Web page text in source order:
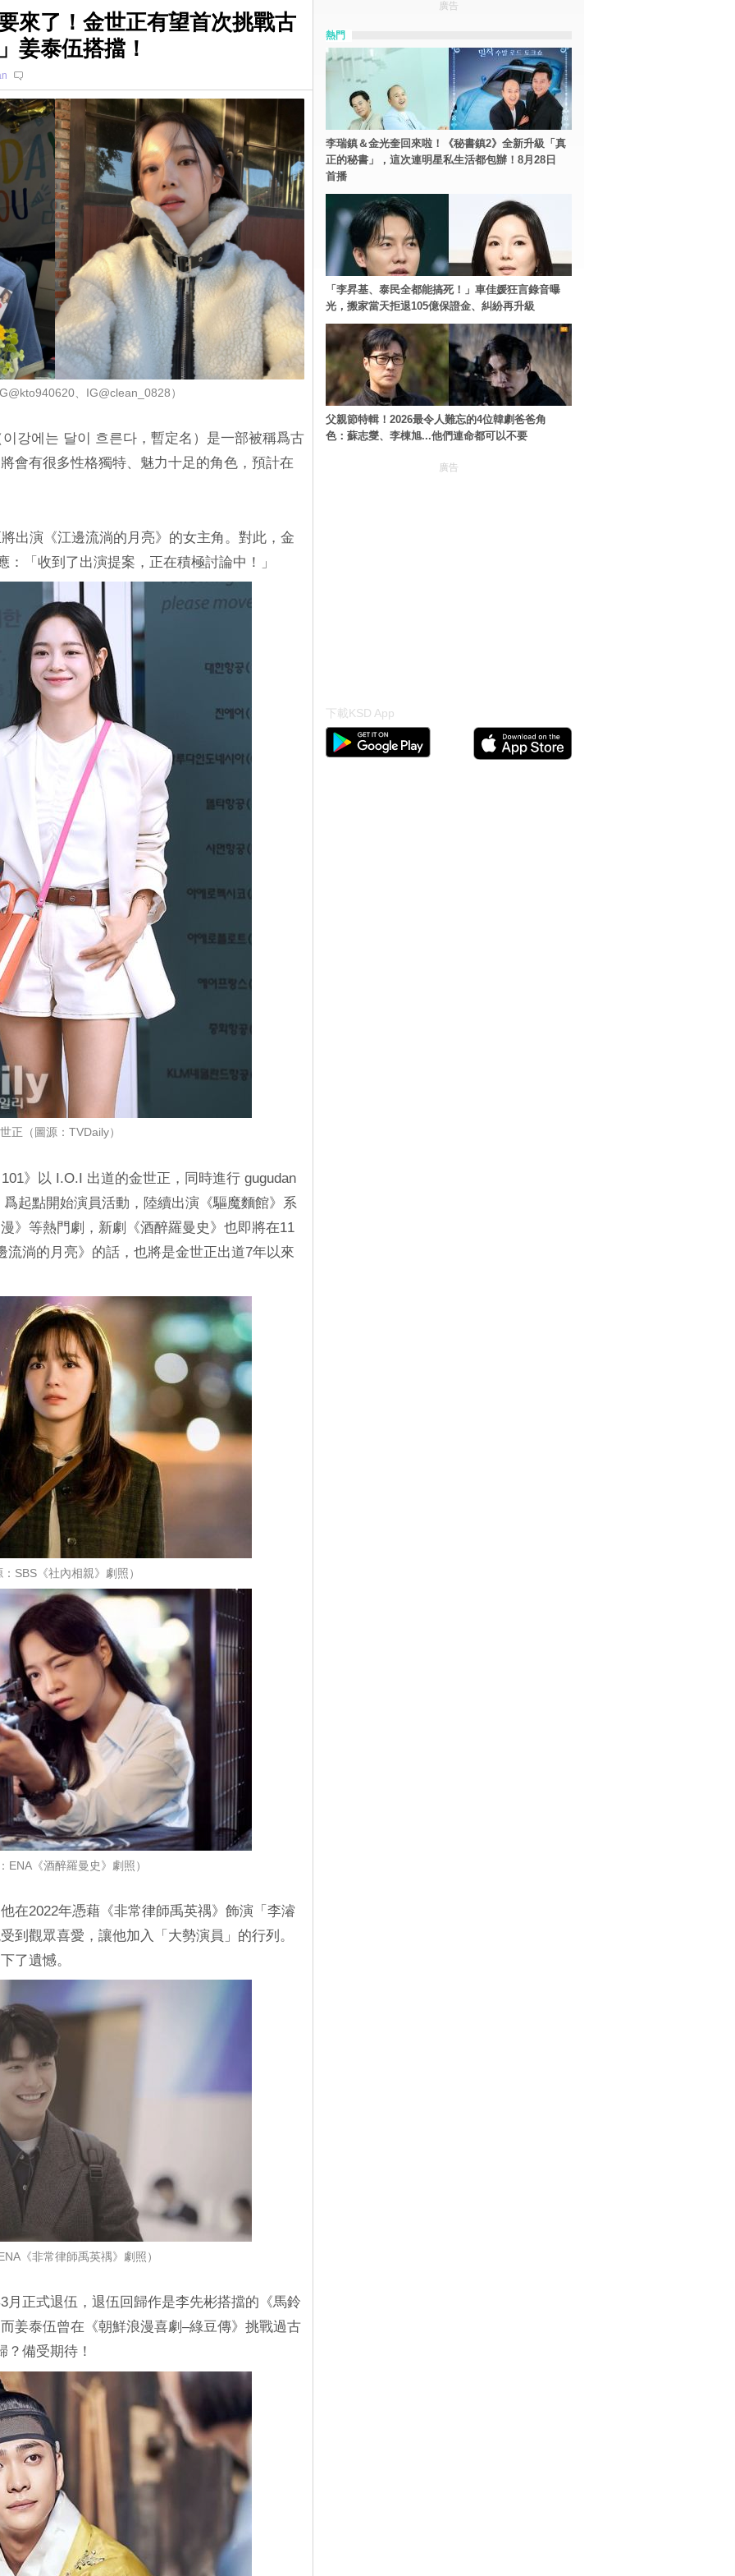
來了！金世正有望首次挑戰古
姜泰伍搭擋！
、IG@clean_0828）
강에는 달이 흐른다，暫定名）是一部被稱爲古
會有很多性格獨特、魅力十足的角色，預計在
出演《江邊流淌的月亮》的女主角。對此，金
「收到了出演提案，正在積極討論中！」
正（圖源：TVDaily）
》以 I.O.I 出道的金世正，同時進行 gugudan
起點開始演員活動，陸續出演《驅魔麵館》系
》等熱門劇，新劇《酒醉羅曼史》也即將在11
流淌的月亮》的話，也將是金世正出道7年以來
SBS《社內相親》劇照）
ENA《酒醉羅曼史》劇照）
在2022年憑藉《非常律師禹英禑》飾演「李濬
到觀眾喜愛，讓他加入「大勢演員」的行列。
了遺憾。
《非常律師禹英禑》劇照）
月正式退伍，退伍回歸作是李先彬搭擋的《馬鈴
姜泰伍曾在《朝鮮浪漫喜劇–綠豆傳》挑戰過古
備受期待！
廣告
熱門
李瑞鎮＆金光奎回來啦！《秘書鎮2》全新升級「真
正的秘書」，這次連明星私生活都包辦！8月28日
首播
「李昇基、泰民全都能搞死！」車佳媛狂言錄音曝
光，搬家當天拒退105億保證金、糾紛再升級
父親節特輯！2026最令人難忘的4位韓劇爸爸角
色：蘇志燮、李棟旭...他們連命都可以不要
廣告
下載KSD App